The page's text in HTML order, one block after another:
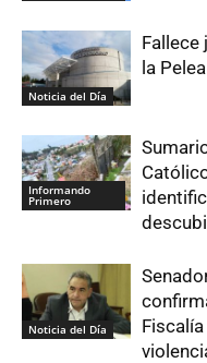
Noticia del Día
Fallece
la
Informando
Primero
Noticia del Día